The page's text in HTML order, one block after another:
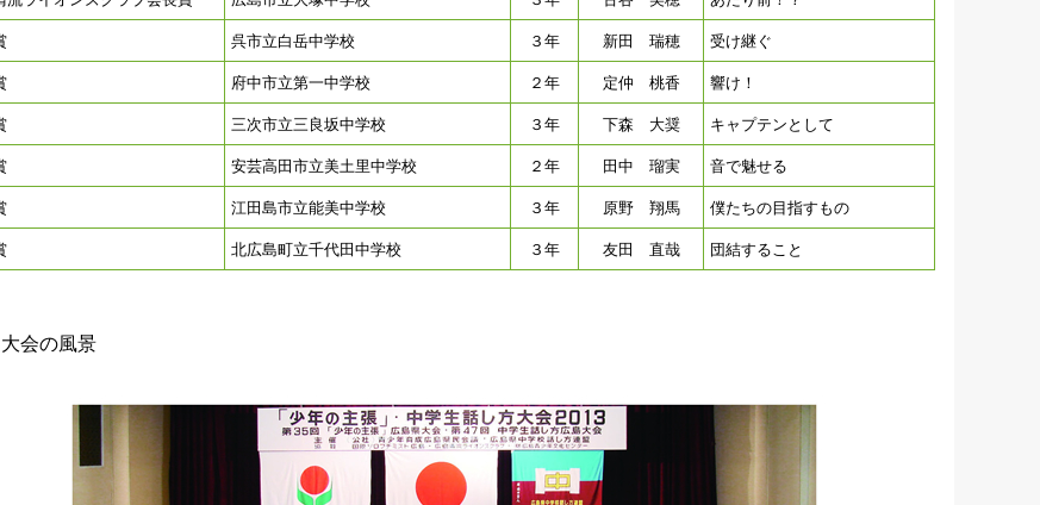
呉市立白岳中学校 ３年 新田 瑞穂
受け継ぐ
府中市立第一中学校 ２年 定仲 桃香
響け！
三次市立三良坂中学校 ３年 下森 大奨
キャプテンとして
安芸高田市立美土里中学校 ２年 田中 瑠実
音で魅せる
江田島市立能美中学校 ３年 原野 翔馬
僕たちの目指すもの
北広島町立千代田中学校 ３年 友田 直哉 団結すること
大会の風景